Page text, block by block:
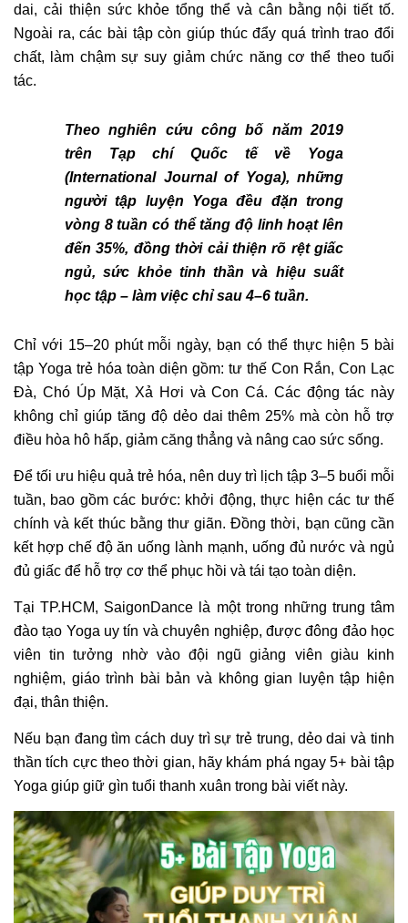
dai, cải thiện sức khỏe tổng thể và cân bằng nội tiết tố.
Ngoài ra, các bài tập còn giúp thúc đẩy quá trình trao đổi
chất, làm chậm sự suy giảm chức năng cơ thể theo tuổi
tác.
Theo nghiên cứu công bố năm 2019
trên Tạp chí Quốc tế về Yoga
(International Journal of Yoga), những
người tập luyện Yoga đều đặn trong
vòng 8 tuần có thể tăng độ linh hoạt lên
đến 35%, đồng thời cải thiện rõ rệt giấc
ngủ, sức khỏe tinh thần và hiệu suất
học tập – làm việc chỉ sau 4–6 tuần.
Chỉ với 15–20 phút mỗi ngày, bạn có thể thực hiện 5 bài
tập Yoga trẻ hóa toàn diện gồm: tư thế Con Rắn, Con Lạc
Đà, Chó Úp Mặt, Xả Hơi và Con Cá. Các động tác này
không chỉ giúp tăng độ dẻo dai thêm 25% mà còn hỗ trợ
điều hòa hô hấp, giảm căng thẳng và nâng cao sức sống.
Để tối ưu hiệu quả trẻ hóa, nên duy trì lịch tập 3–5 buổi mỗi
tuần, bao gồm các bước: khởi động, thực hiện các tư thế
chính và kết thúc bằng thư giãn. Đồng thời, bạn cũng cần
kết hợp chế độ ăn uống lành mạnh, uống đủ nước và ngủ
đủ giấc để hỗ trợ cơ thể phục hồi và tái tạo toàn diện.
Tại TP.HCM, SaigonDance là một trong những trung tâm
đào tạo Yoga uy tín và chuyên nghiệp, được đông đảo học
viên tin tưởng nhờ vào đội ngũ giảng viên giàu kinh
nghiệm, giáo trình bài bản và không gian luyện tập hiện
đại, thân thiện.
Nếu bạn đang tìm cách duy trì sự trẻ trung, dẻo dai và tinh
thần tích cực theo thời gian, hãy khám phá ngay 5+ bài tập
Yoga giúp giữ gìn tuổi thanh xuân trong bài viết này.